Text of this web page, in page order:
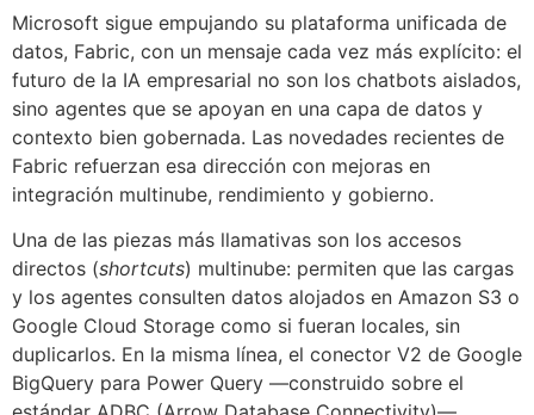
Microsoft sigue empujando su plataforma unificada de
datos, Fabric, con un mensaje cada vez más explícito: el
futuro de la IA empresarial no son los chatbots aislados,
sino agentes que se apoyan en una capa de datos y
contexto bien gobernada. Las novedades recientes de
Fabric refuerzan esa dirección con mejoras en
integración multinube, rendimiento y gobierno.
Una de las piezas más llamativas son los accesos
directos (shortcuts) multinube: permiten que las cargas
y los agentes consulten datos alojados en Amazon S3 o
Google Cloud Storage como si fueran locales, sin
duplicarlos. En la misma línea, el conector V2 de Google
BigQuery para Power Query —construido sobre el